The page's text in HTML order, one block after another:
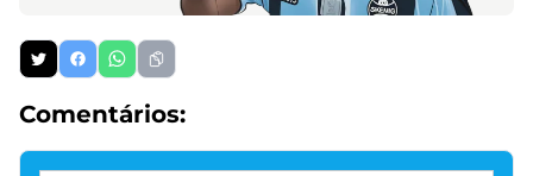
Comentários: